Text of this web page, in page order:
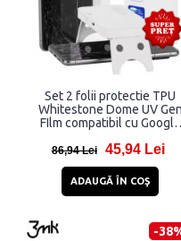
Set 2 folii protectie TPU
Whitestone Dome UV Gen
FIlm compatibil cu Google
86,94 Lei 45,94 Lei
ADAUGĂ ÎN COŞ
-